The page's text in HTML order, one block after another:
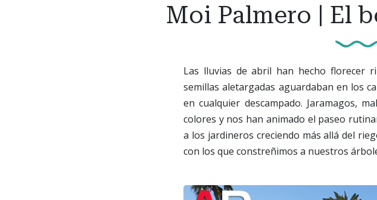
Moi Palmero | El
Las lluvias de abril han hecho florecer
semillas aletargadas aguardaban en los
en cualquier descampado. Jaramagos,
colores y nos han animado el paseo
a los jardineros creciendo más allá del
con los que constreñimos a nuestros